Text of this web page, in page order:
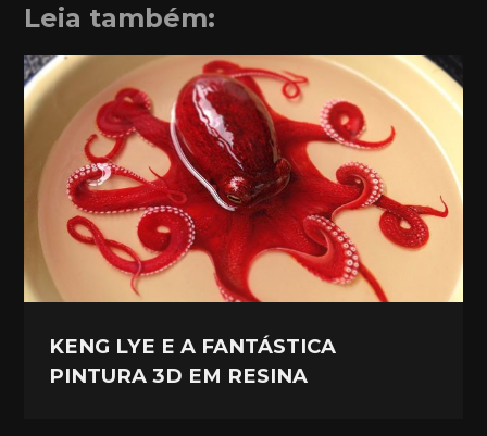
Leia também:
KENG LYE E A FANTÁSTICA
PINTURA 3D EM RESINA